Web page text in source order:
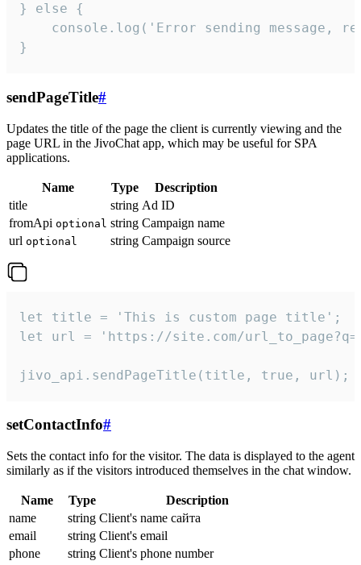
} else {
console.log('Error sending message,
}
sendPageTitle#
Updates the title of the page the client is currently viewing and the
page URL in the JivoChat app, which may be useful for SPA
applications.
Name Type
Description
title
string Ad ID
fromApi optional string Campaign name
url optional string Campaign source
let title = 'This is custom page title';
let url = 'https://site.com/
jivo_api.sendPageTitle(title, true, url);
setContactInfo#
Sets the contact info for the visitor. The data is displayed to the agent
similarly as if the visitors introduced themselves in the chat window.
Name Type
Description
name
string Client's name сайта
email
string Client's email
phone
string Client's phone number